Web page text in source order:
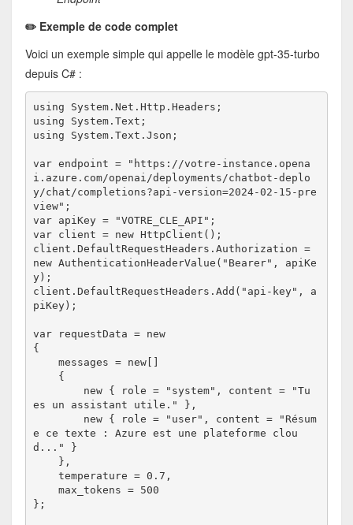
✏️ Exemple de code complet
Voici un exemple simple qui appelle le modèle gpt-35-turbo
depuis C# :
using System.Net.Http.Headers;
using System.Text;
using System.Text.Json;
var endpoint = "https://votre-instance.opena
i.azure.com/openai/deployments/chatbot-deplo
y/chat/completions?api-version=2024-02-15-pre
view";
var apiKey = "VOTRE_CLE_API";
var client = new HttpClient();
client.DefaultRequestHeaders.Authorization =
new AuthenticationHeaderValue("Bearer", apiKe
y);
client.DefaultRequestHeaders.Add("api-key", a
piKey);
var requestData = new
{
messages = new[]
{
new { role = "system", content = "Tu
es un assistant utile." },
new { role = "user", content = "Résum
e ce texte : Azure est une plateforme clou
d..." }
},
temperature = 0.7,
max_tokens = 500
};